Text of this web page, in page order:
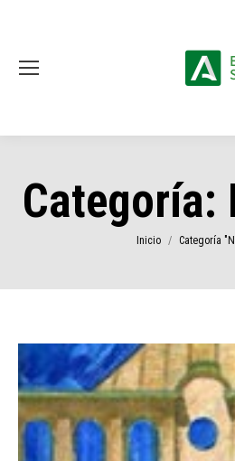
Categoría:
Estás aquí:
Inicio Categoría